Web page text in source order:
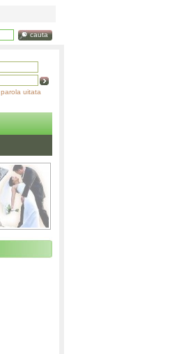
cauta
parola uitata